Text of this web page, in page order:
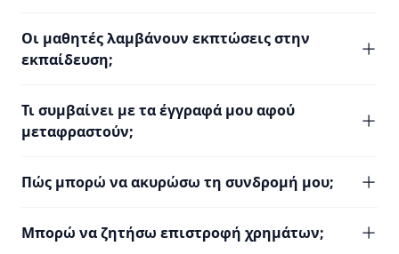
Οι μαθητές λαμβάνουν εκπτώσεις στην
εκπαίδευση;
Τι συμβαίνει με τα έγγραφά μου αφού
μεταφραστούν;
Πώς μπορώ να ακυρώσω τη συνδρομή μου;
Μπορώ να ζητήσω επιστροφή χρημάτων;